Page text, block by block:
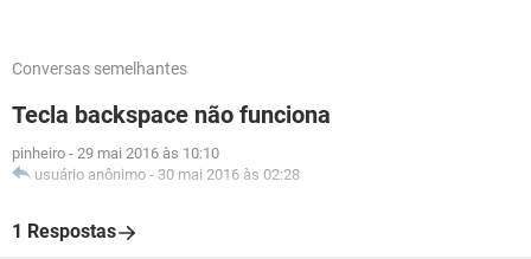
Conversas semelhantes
Tecla backspace não funciona
pinheiro - 29 mai 2016 às 10:10
usuário anônimo - 30 mai 2016 às 02:28
1 Respostas